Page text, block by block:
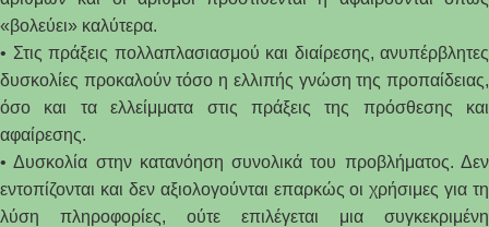
«βολεύει» καλύτερα.
• Στις πράξεις πολλαπλασιασμού και διαίρεσης, ανυπέρβλητες
δυσκολίες προκαλούν τόσο η ελλιπής γνώση της προπαίδειας,
όσο και τα ελλείμματα στις πράξεις της πρόσθεσης και
αφαίρεσης.
• Δυσκολία στην κατανόηση συνολικά του προβλήματος. Δεν
εντοπίζονται και δεν αξιολογούνται επαρκώς οι χρήσιμες για τη
λύση πληροφορίες, ούτε επιλέγεται μια συγκεκριμένη